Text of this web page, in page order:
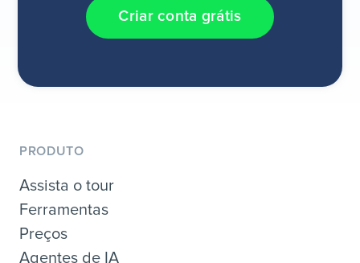
Criar conta grátis
PRODUTO
Assista o tour
Ferramentas
Preços
Agentes de IA